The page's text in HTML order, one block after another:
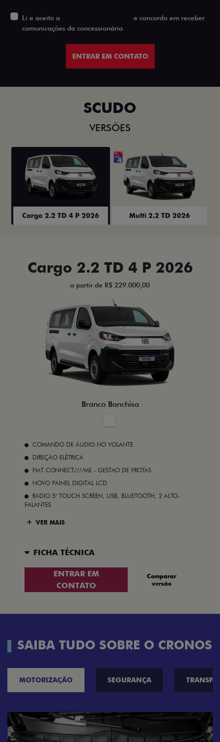
Li e aceito a
e concordo em receber
comunicações da concessionária.
ENTRAR EM CONTATO
SCUDO
VERSÕES
Cargo 2.2 TD 4 P 2026 Multi 2.2 TD 2026
Cargo 2.2 TD 4 P 2026
a partir de R$ 229.000,00
Branco Banchisa
COMANDO DE ÁUDIO NO VOLANTE
DIREÇÃO ELÉTRICA
FIAT CONNECT////ME - GESTAO DE FROTAS
NOVO PAINEL DIGITAL LCD
RADIO 5" TOUCH SCREEN, USB, BLUETOOTH, 2 ALTO-
FALANTES
VER MAIS
FICHA TÉCNICA
ENTRAR EM
CONTATO
Comparar
versão
SAIBA TUDO SOBRE O CRONOS
MOTORIZAÇÃO SEGURANÇA